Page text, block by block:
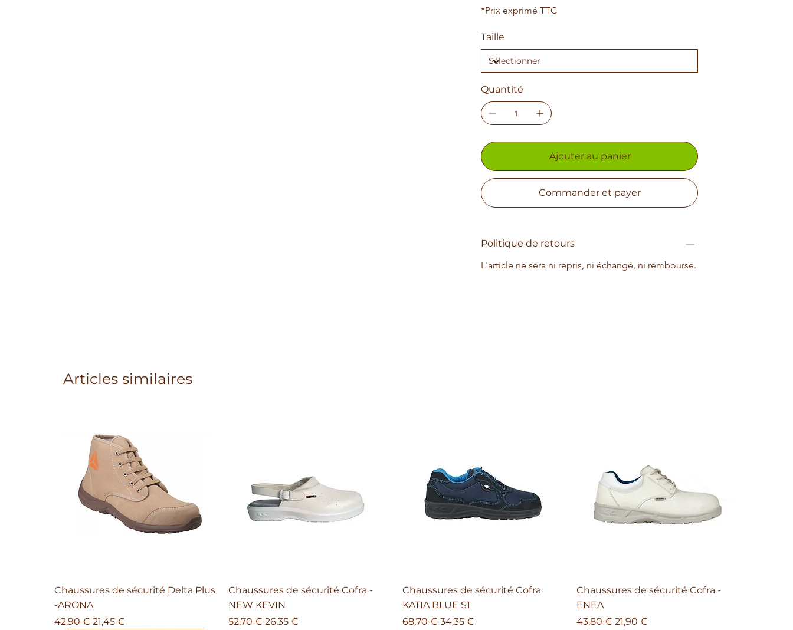
*Prix exprimé TTC
Taille
Quantité
Ajouter au panier
Commander et payer
Politique de retours
L'article ne sera ni repris, ni échangé, ni remboursé.
Articles similaires
Chaussures de sécurité Delta Plus
-ARONA
Prix original
42,90 € Prix promotionnel
21,45 €
Chaussures de sécurité Cofra -
NEW KEVIN
Prix original
52,70 € Prix promotionnel
26,35 €
Chaussures de sécurité Cofra
KATIA BLUE S1
Prix original
68,70 € Prix promotionnel
34,35 €
Chaussures de sécurité Cofra -
ENEA
Prix original
43,80 € Prix promotionnel
21,90 €